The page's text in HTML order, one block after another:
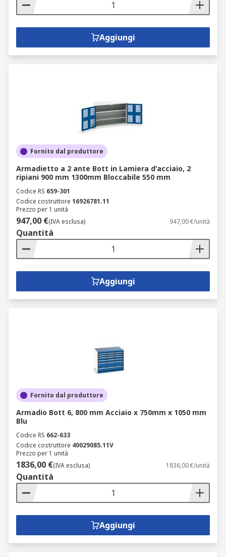
Aggiungi
Fornito dal produttore
Armadietto a 2 ante Bott in Lamiera d'acciaio, 2
ripiani 900 mm 1300mm Bloccabile 550 mm
Codice RS 659-301
Codice costruttore 16926781.11
Prezzo per 1 unità
947,00 €(IVA esclusa) 947,00 €/unità
Quantità
Aggiungi
Fornito dal produttore
Armadio Bott 6, 800 mm Acciaio x 750mm x 1050 mm
Blu
Codice RS 662-633
Codice costruttore 40029085.11V
Prezzo per 1 unità
1836,00 €(IVA esclusa) 1836,00 €/unità
Quantità
Aggiungi